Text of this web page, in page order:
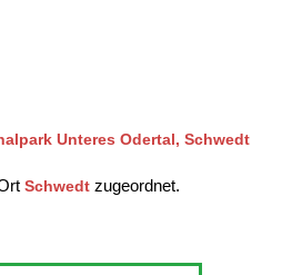
Unteres Odertal, Schwedt
Schwedt zugeordnet.